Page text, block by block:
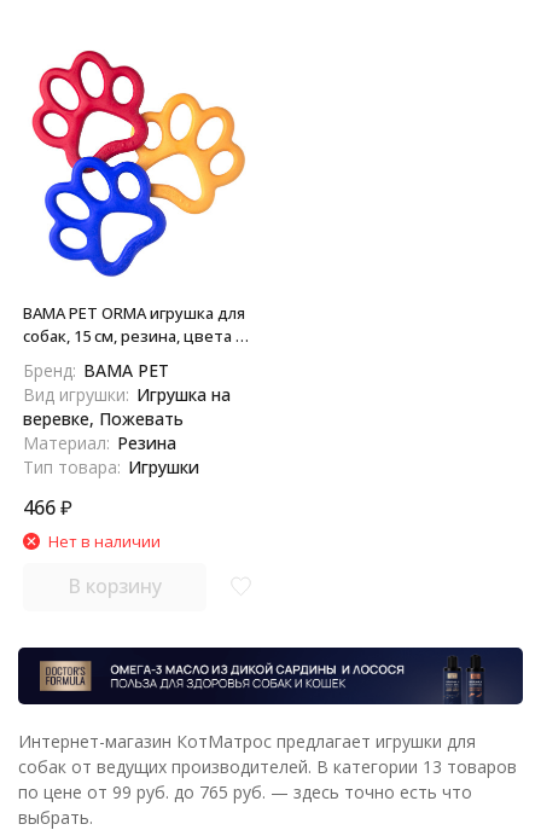
BAMA PET ORMA игрушка для
собак, 15 см, резина, цвета в
Бренд: BAMA PET
Вид игрушки: Игрушка на
веревке, Пожевать
Материал: Резина
Тип товара: Игрушки
466₽
Нет в наличии
В корзину
Интернет-магазин КотМатрос предлагает игрушки для
собак от ведущих производителей. В категории 13 товаров
по цене от 99 руб. до 765 руб. — здесь точно есть что
выбрать.